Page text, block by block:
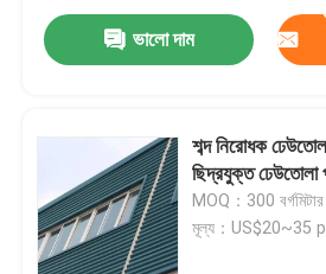
ভালো দাম
শব্দ নিরোধক
ছিদ্রযুক্ত ঢেউতোলা
MOQ：300 বর্গমিটার
মূল্য：US$20~35